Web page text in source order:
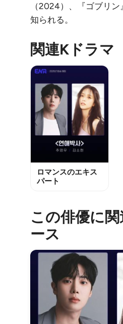
（2024）、『ゴブリ
知られる。
関連Kドラマ
ロマンスのエキス
パート
この俳優に
ース